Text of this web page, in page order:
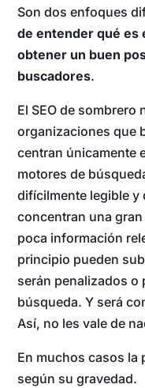
Son dos enfoques
de entender qué es
obtener un buen
buscadores.
El SEO de sombrero
organizaciones que
centran únicamente
motores de
difícilmente legible y
concentran una
poca información
principio pueden
serán penalizados
búsqueda. Y será
Así, no les vale de
En muchos casos la
según su gravedad.